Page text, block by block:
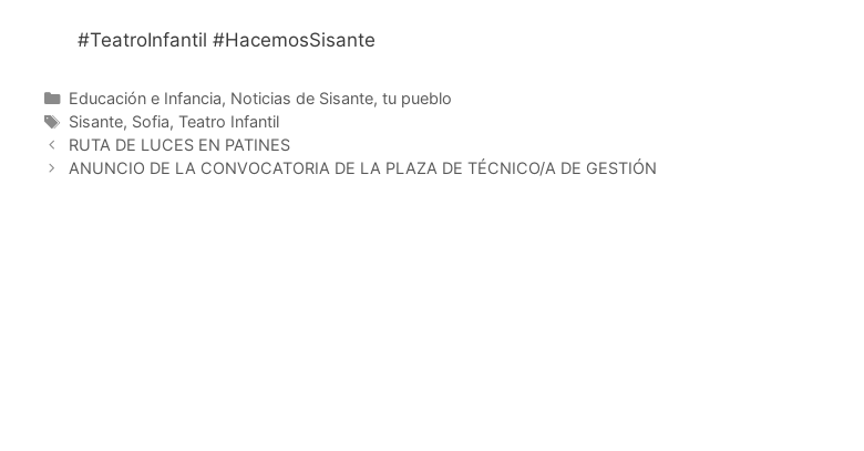
#TeatroInfantil #HacemosSisante
Educación e Infancia, Noticias de Sisante, tu pueblo
Sisante, Sofia, Teatro Infantil
RUTA DE LUCES EN PATINES
ANUNCIO DE LA CONVOCATORIA DE LA PLAZA DE TÉCNICO/A DE GESTIÓN